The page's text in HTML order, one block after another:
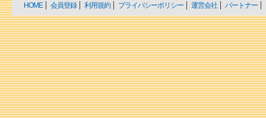
HOME 会員登録 利用規約 プライバシーポリシー 運営会社 パートナー